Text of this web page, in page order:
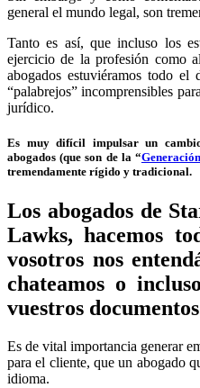
general el mundo legal, son
Tanto es así, que incluso los
ejercicio de la profesión como
abogados estuviéramos todo
“palabrejos” incomprensibles
jurídico.
Es muy difícil impulsar un
abogados (que son de la “
tremendamente rígido y tradicional.
Los abogados de
Lawks, hacemos
vosotros nos
chateamos o
vuestros
Es de vital importancia generar
para el cliente, que un abogado
idioma.